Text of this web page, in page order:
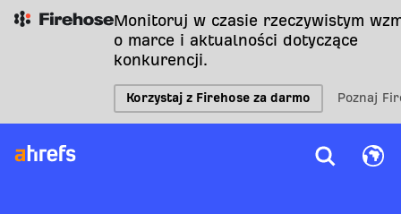
Monitoruj w czasie rzeczywistym
o marce i aktualności dotyczące
konkurencji.
Korzystaj z Firehose za darmo Poznaj